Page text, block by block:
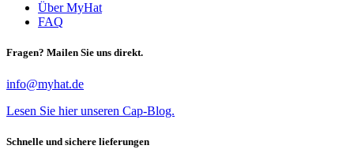
Über MyHat
FAQ
Fragen? Mailen Sie uns direkt.
info@myhat.de
Lesen Sie hier unseren Cap-Blog.
Schnelle und sichere lieferungen